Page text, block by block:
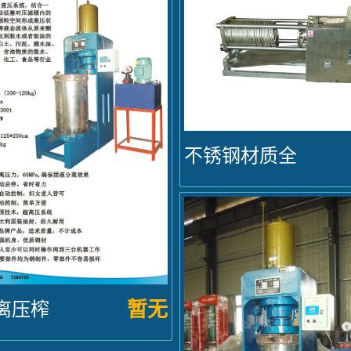
压榨 暂无
不锈钢材质全
自动卧式...